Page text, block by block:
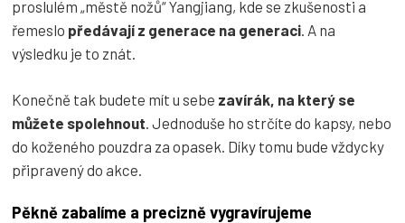
proslulém „městě nožů“ Yangjiang, kde se zkušenosti a
řemeslo předávají z generace na generaci . A na
výsledku je to znát.
Konečně tak budete mít u sebe zavírák, na který se
můžete spolehnout . Jednoduše ho strčíte do kapsy, nebo
do koženého pouzdra za opasek. Díky tomu bude vždycky
připravený do akce.
Pěkně zabalíme a precizně vygravírujeme